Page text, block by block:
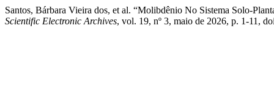
Santos, Bárbara Vieira dos, et al. “Molibdênio No Sistema Solo-
Scientific Electronic Archives, vol. 19, nº 3, maio de 2026, p. 1-11,